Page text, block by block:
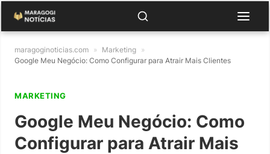
maragoginoticias.com » Marketing »
Google Meu Negócio: Como Configurar para Atrair Mais Clientes
MARKETING
Google Meu Negócio: Como
Configurar para Atrair Mais